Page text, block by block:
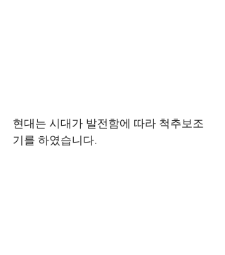
현대는 시대가 발전함에 따라 척추보조
기를 하였습니다.